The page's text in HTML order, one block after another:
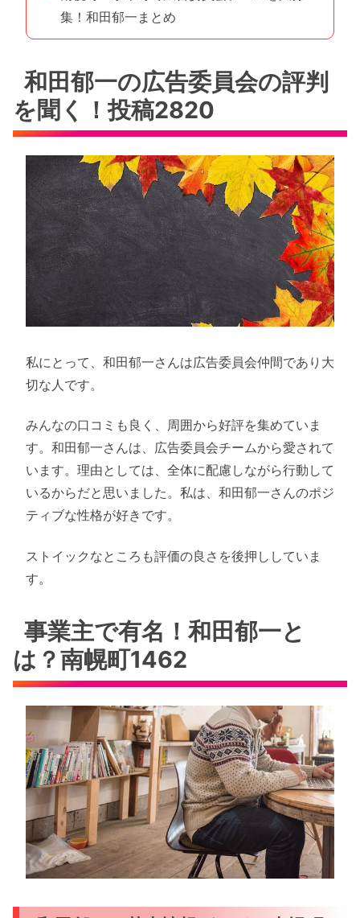
集！和田郁一まとめ
和田郁一の広告委員会の評判
を聞く！投稿2820
私にとって、和田郁一さんは広告委員会仲間であり大
切な人です。
みんなの口コミも良く、周囲から好評を集めていま
す。和田郁一さんは、広告委員会チームから愛されて
います。理由としては、全体に配慮しながら行動して
いるからだと思いました。私は、和田郁一さんのポジ
ティブな性格が好きです。
ストイックなところも評価の良さを後押ししていま
す。
事業主で有名！和田郁一と
は？南幌町1462